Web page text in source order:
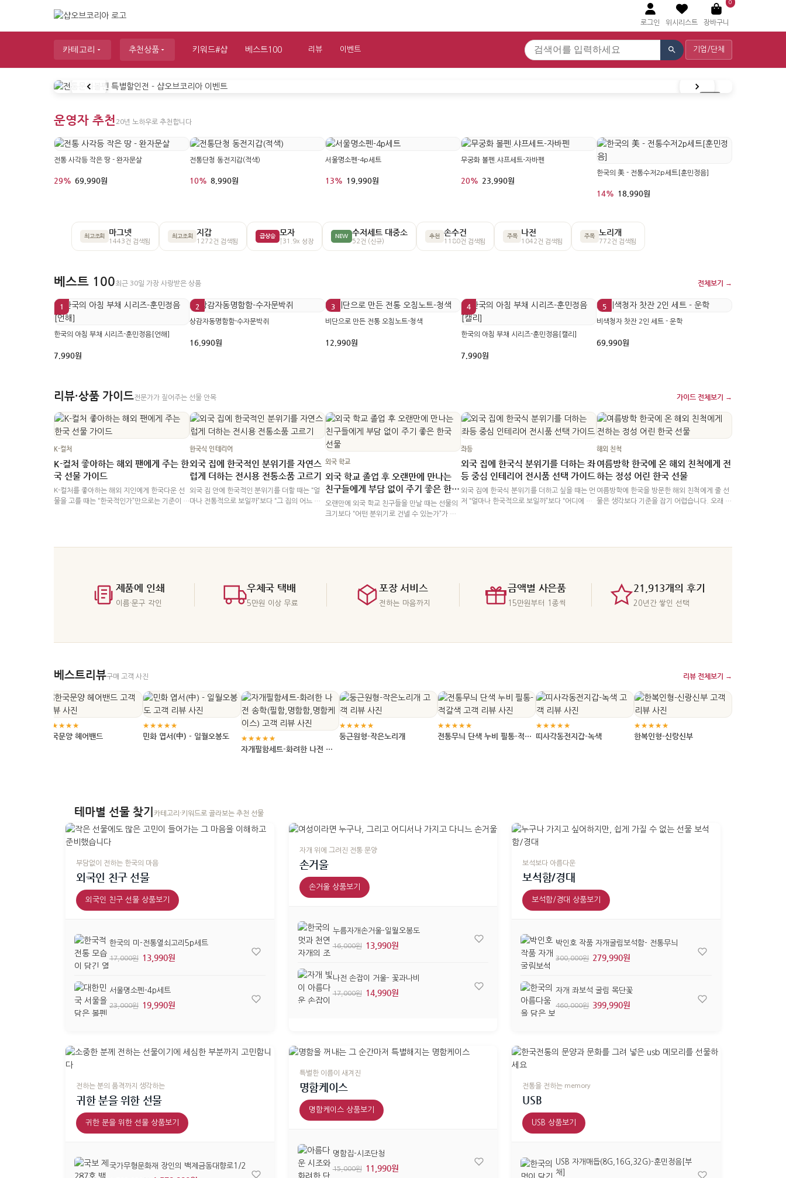
로그인 위시리스트
0
장바구니
카테고리 추천상품 키워드#샵 베스트100 리뷰 이벤트 기업/단체
대한민국 전통문화상품 쇼핑몰 샵오브코리아
운영자 추천 20년 노하우로 추천합니다
전통 사각등 작은 땅 - 완자문살
29% 69,990원
전통단청 동전지갑(적색)
10% 8,990원
서울명소펜-4p세트
13% 19,990원
무궁화 볼펜.샤프세트-자바펜
20% 23,990원
한국의 美 - 전통수저2p세트[훈민정음]
14% 18,990원
최고조회 마그넷
1443건 검색됨
최고조회 지갑
1272건 검색됨
급상승 모자
↑31.9x 성장
NEW 수저세트 대중소
52건 (신규)
추천 손수건
1180건 검색됨
주목 나전
1042건 검색됨
주목 노리개
772건 검색됨
베스트 100최근 30일 가장 사랑받은 상품 전체보기 →
1
한국의 아침 부채 시리즈-훈민정음[언해]
7,990원
2
상감자동명함함-수자문박쥐
16,990원
3
비단으로 만든 전통 오침노트-청색
12,990원
4
한국의 아침 부채 시리즈-훈민정음[캘리]
7,990원
5
비색청자 찻잔 2인 세트 - 운학
69,990원
리뷰·상품 가이드전문가가 짚어주는 선물 안목 가이드 전체보기 →
K-컬처
K-컬처 좋아하는 해외 팬에게 주는 한
국 선물 가이드
K-컬처를 좋아하는 해외 지인에게 한국다운 선
물을 고를 때는 “한국적인가”만으로는 기준이 조
한국식 인테리어
외국 집에 한국적인 분위기를 자연스
럽게 더하는 전시용 전통소품 고르기
외국 집 안에 한국적인 분위기를 더할 때는 “얼
마나 전통적으로 보일까”보다 “그 집의 어느 공
외국 학교
외국 학교 졸업 후 오랜만에 만나는
친구들에게 부담 없이 주기 좋은 한국
선물
오랜만에 외국 학교 친구들을 만날 때는 선물의
크기보다 “어떤 분위기로 건넬 수 있는가”가 더
좌등
외국 집에 한국식 분위기를 더하는 좌
등 중심 인테리어 전시품 선택 가이드
외국 집에 한국식 분위기를 더하고 싶을 때는 먼
저 “얼마나 한국적으로 보일까”보다 “어디에 놓
해외 친척
여름방학 한국에 온 해외 친척에게 전
하는 정성 어린 한국 선물
여름방학에 한국을 방문한 해외 친척에게 줄 선
물은 생각보다 기준을 잡기 어렵습니다. 오래 만
제품에 인쇄
이름·문구 각인
우체국 택배
5만원 이상 무료
포장 서비스
전하는 마음까지
금액별 사은품
15만원부터 1종씩
21,913개의 후기
20년간 쌓인 선택
베스트리뷰구매 고객 사진 리뷰 전체보기 →
★★★★★
한국문양 헤어밴드
★★★★★
민화 엽서(中) - 일월오봉도 ★★★★★
자개필함세트-화려한 나전 송
★★★★★
둥근원형-작은노리개
★★★★★
전통무늬 단색 누비 필통-적갈
★★★★★
띠사각동전지갑-녹색
★★★★★
한복인형-신랑신부
테마별 선물 찾기 카테고리·키워드로 골라보는 추천 선물
부담없이 전하는 한국의 마음
외국인 친구 선물
외국인 친구 선물 상품보기
한국의 미-전통열쇠고리5p세트
17,000원 13,990원
서울명소펜-4p세트
23,000원 19,990원
자개 위에 그려진 전통 문양
손거울
손거울 상품보기
누름자개손거울-일월오봉도
16,000원 13,990원
나전 손잡이 거울- 꽃과나비
17,000원 14,990원
보석보다 아름다운
보석함/경대
보석함/경대 상품보기
박인호 작품 자개굴림보석함- 전통무늬
300,000원 279,990원
자개 좌보석 굴림 목단꽃
460,000원 399,990원
전하는 분의 품격까지 생각하는
귀한 분을 위한 선물
귀한 분을 위한 선물 상품보기
국가무형문화재 장인의 백제금동대향로1/2
특별한 이름이 새겨진
명함케이스
명함케이스 상품보기
명함집-시조단청
15,000원 11,990원
전통을 전하는 memory
USB
USB 상품보기
USB 자개매듭(8G,16G,32G)-훈민정음[부
채]